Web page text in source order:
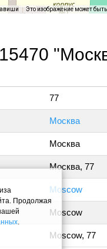
Это изображение может
77
Москва
Москва
Москва, 77
Moscow
Moscow
Moscow, 77
Продолжая